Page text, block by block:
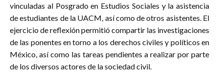
vinculadas al Posgrado en Estudios Sociales y la asistencia
de estudiantes de la UACM, así como de otros asistentes. El
ejercicio de reflexión permitió compartir las investigaciones
de las ponentes en torno a los derechos civiles y políticos en
México, así como las tareas pendientes a realizar por parte
de los diversos actores de la sociedad civil.